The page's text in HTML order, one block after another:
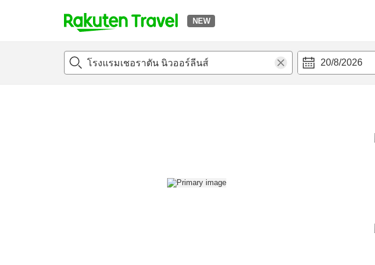
NEW
t
p
20/8/2026
แนะนำที่พักห้องพักและแพลนพัก รีวิวสิ่่งอำนวยความสะดวก